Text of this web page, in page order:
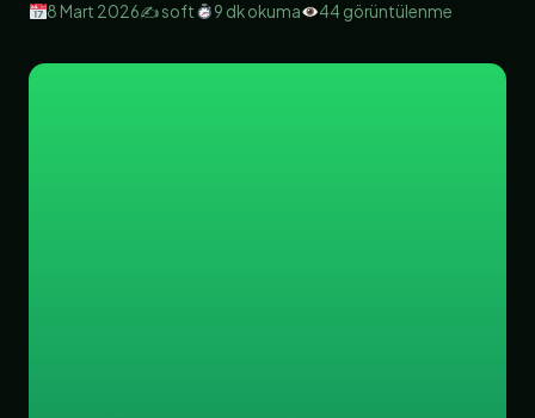
8 Mart 2026✍️ soft 9 dk okuma 44 görüntülenme